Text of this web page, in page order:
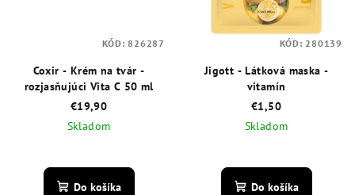
Coxir - Krém na tvár -
rozjasňujúci Vita C 50 ml
€19,90
Skladom
hodnotenie
produktu
Do košíka
KÓD:826287
Jigott - Látková maska -
vitamín
€1,50
Skladom
hodnotenie
produktu
Do košíka
KÓD: 280139